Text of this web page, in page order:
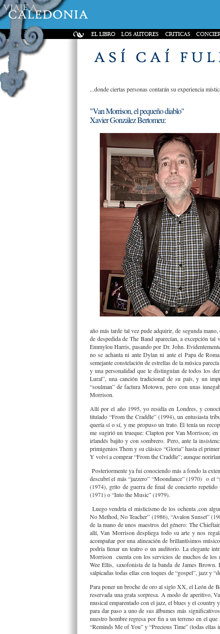
...donde ciertas personas contarán su experiencia
"Van Morrison, el pequeño diablo"
Xavier González Bertomeu:
año más tarde tal vez pude adquirir, de segunda
de despedida de The Band aparecían, a excepción
Emmylou Harris, pasando por Dr. John.
no se achanta ni ante Dylan ni ante el Papa de
semejante constelación de estrellas de la música
y una personalidad que le distinguían de todos los
Lural”, una canción tradicional de su país, y un
“soulman” de factura Motown, pero con unas
Morrison.
Allí por el año 1995, yo residía en Londres, y
titulado “From the Craddle” (1994), un entusiasta
quería sí o sí, y me propuso un trato. Él tenía un
me sugirió un trueque: Clapton por Van Morrison;
irlandés bajito y con sombrero. Pero, ante la
primigenios Them y su clásico “Gloria” hasta el
Y volví a comprar “From the Craddle”; aunque
Posteriormente ya fui conociendo más a fondo la
descubrí el más “jazzero” “Moondance” (1970) o el
(1974), grito de guerra de final de concierto
(1971) o “Into the Music” (1979).
Luego vendría el misticismo de los ochenta ,con
No Method, No Teacher” (1986), “Avalon Sunset”
de la mano de unos maestros del género: The
allí, Van Morrison despliega todo su arte y nos
acompañar por una alineación de brillantísimos
podría llenar un teatro o un auditorio. La elegante
Morrison cuenta con los servicios de muchos de los
Wee Ellis, saxofonista de la banda de James
salpicadas todas ellas con toques de “gospel”, jazz y
Para poner un broche de oro al siglo XX, el León de
reservada una grata sorpresa. A modo de aperitivo,
musical emparentado con el jazz, el blues y el
para dar paso a uno de sus álbumes más
nuestro hombre regresa por fin a un terreno en el
“Reminds Me of You” y “Precious Time” (todas ellas